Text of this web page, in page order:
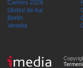
Cannes 2026
Globul de Aur
Berlin
Venetia